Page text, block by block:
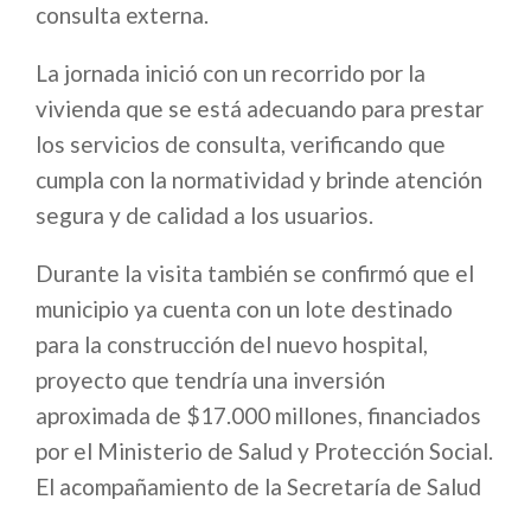
consulta externa.
La jornada inició con un recorrido por la
vivienda que se está adecuando para prestar
los servicios de consulta, verificando que
cumpla con la normatividad y brinde atención
segura y de calidad a los usuarios.
Durante la visita también se confirmó que el
municipio ya cuenta con un lote destinado
para la construcción del nuevo hospital,
proyecto que tendría una inversión
aproximada de $17.000 millones, financiados
por el Ministerio de Salud y Protección Social.
El acompañamiento de la Secretaría de Salud